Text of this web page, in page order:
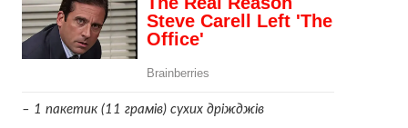
– 1 пакетик (11 грамів) сухих дріжджів